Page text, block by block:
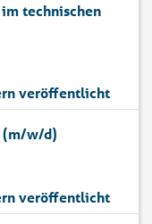
technischen
veröffentlicht
(m/w/d)
veröffentlicht